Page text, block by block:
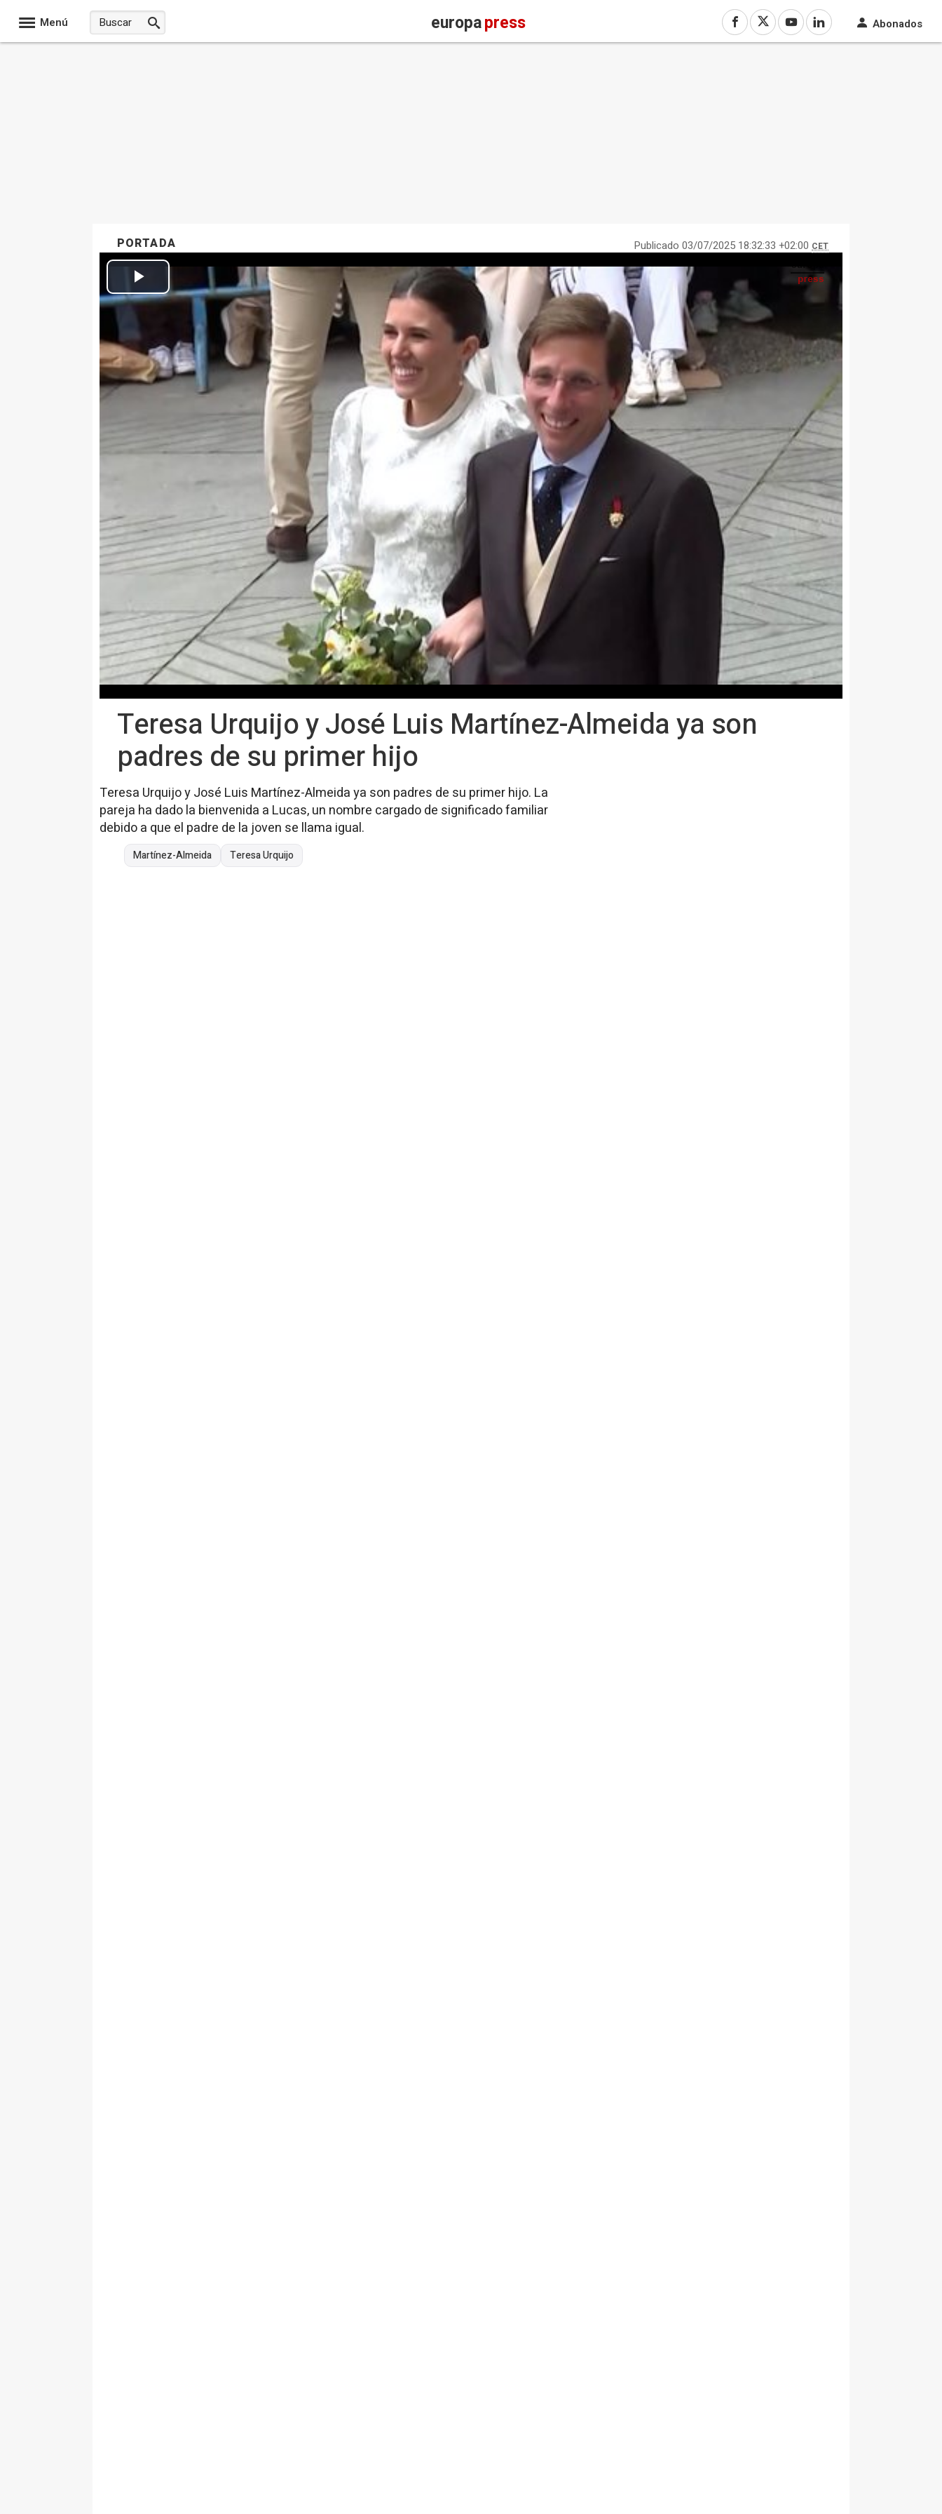
Menú europapress Abonados
PORTADA Publicado 03/07/2025 18:32:33 +02:00 CET
Teresa Urquijo y José Luis Martínez-Almeida ya son
padres de su primer hijo
Teresa Urquijo y José Luis Martínez-Almeida ya son padres de su primer hijo. La
pareja ha dado la bienvenida a Lucas, un nombre cargado de significado familiar
debido a que el padre de la joven se llama igual.
Martínez-Almeida Teresa Urquijo